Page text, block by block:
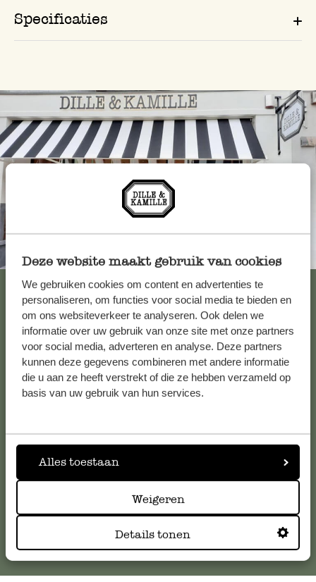
Deze website maakt gebruik van cookies
We gebruiken cookies om content en advertenties te
personaliseren, om functies voor social media te bieden en
om ons websiteverkeer te analyseren. Ook delen we
informatie over uw gebruik van onze site met onze partners
voor social media, adverteren en analyse. Deze partners
kunnen deze gegevens combineren met andere informatie
die u aan ze heeft verstrekt of die ze hebben verzameld op
basis van uw gebruik van hun services.
Alles toestaan
Weigeren
Details tonen
Specificaties
Altijd in de buurt
Bekijk alle 62 winkels
Klantenservice
Voor vragen, tips of hulp kun je contact opnemen met onze
klantenservice. Of bekijk hier het antwoord op de
klantenservice@dille-kamille.com